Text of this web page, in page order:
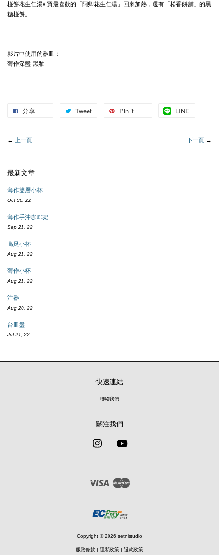
椪餅花生仁湯// 買最喜歡的「阿卿花生仁湯」回來加熱，還有「松香餅舖」的黑
糖椪餅。
影片中使用的器皿：
薄作深盤-黑釉
分享 Tweet Pin it LINE
← 上一頁 下一頁 →
最新文章
薄作雙層小杯
Oct 30, 22
薄作手沖咖啡架
Sep 21, 22
高足小杯
Aug 21, 22
薄作小杯
Aug 21, 22
注器
Aug 20, 22
台皿盤
Jul 21, 22
快速連結
聯絡我們
關注我們
Instagram
Visa
Copyright © 2026 setnistudio
服務條款 | 隱私政策 | 退款政策